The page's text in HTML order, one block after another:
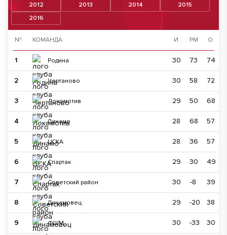
2012 2013 2014
2015
2016
№ КОМАНДА И РМ О
1 Родина 30 73 74
2 Чертаново 30 58 72
3 Локомотив 29 50 68
4 Динамо 28 68 57
5 ЦСКА 28 36 57
6 Спартак 29 30 49
7 Советский район 30 -8 39
8 Динамовец 29 -20 38
9 ФШМ 30 -33 30